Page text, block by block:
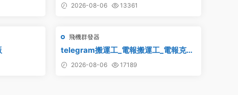
2026-08-06 13361
飛機群發器
telegram搬運工_電報搬運工_電報克隆
_電報資源批量搬運
2026-08-06 17189